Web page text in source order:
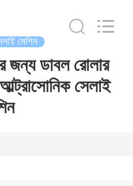
মেশিন
জন্য ডাবল রোলার
সেলাই